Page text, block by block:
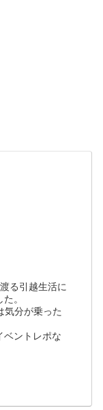
る引越生活に
。
気分が乗った
ベントレポな